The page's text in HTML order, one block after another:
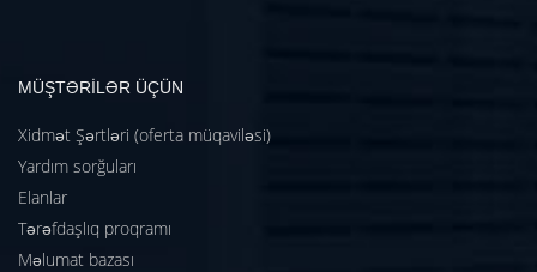
MÜŞTƏRİLƏR ÜÇÜN
Xidmət Şərtləri (oferta müqaviləsi)
Yardım sorğuları
Elanlar
Tərəfdaşlıq proqramı
Məlumat bazası